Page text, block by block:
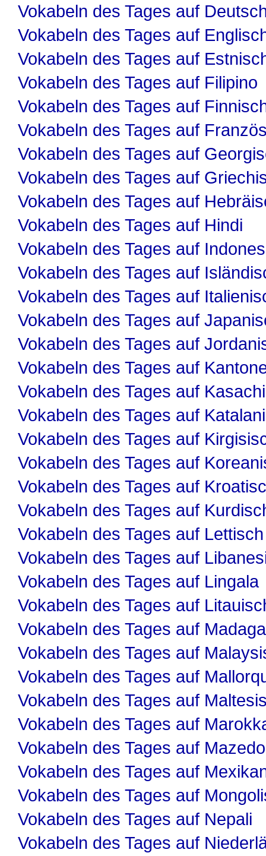
Vokabeln des Tages auf
Vokabeln des Tages auf
Vokabeln des Tages auf
Vokabeln des Tages auf Filipino
Vokabeln des Tages auf
Vokabeln des Tages auf
Vokabeln des Tages auf
Vokabeln des Tages auf
Vokabeln des Tages auf
Vokabeln des Tages auf Hindi
Vokabeln des Tages auf
Vokabeln des Tages auf
Vokabeln des Tages auf
Vokabeln des Tages auf
Vokabeln des Tages auf
Vokabeln des Tages auf
Vokabeln des Tages auf
Vokabeln des Tages auf
Vokabeln des Tages auf
Vokabeln des Tages auf
Vokabeln des Tages auf
Vokabeln des Tages auf
Vokabeln des Tages auf Lettisch
Vokabeln des Tages auf
Vokabeln des Tages auf Lingala
Vokabeln des Tages auf
Vokabeln des Tages auf
Vokabeln des Tages auf
Vokabeln des Tages auf
Vokabeln des Tages auf
Vokabeln des Tages auf
Vokabeln des Tages auf
Vokabeln des Tages auf
Vokabeln des Tages auf
Vokabeln des Tages auf Nepali
Vokabeln des Tages auf